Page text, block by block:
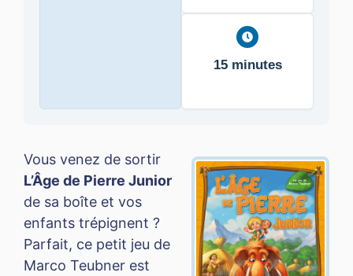
15 minutes
Vous venez de sortir
L’Âge de Pierre Junior
de sa boîte et vos
enfants trépignent ?
Parfait, ce petit jeu de
Marco Teubner est